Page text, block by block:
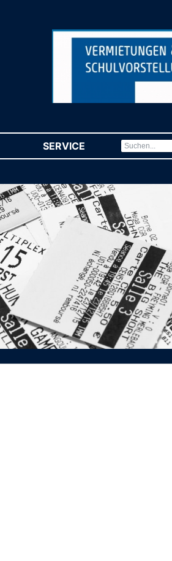
SERVICE (CURRENT)